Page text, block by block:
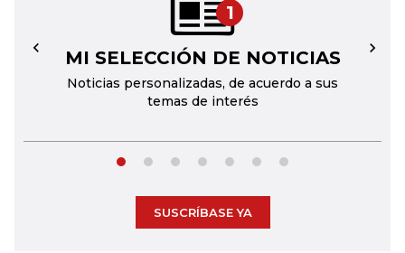
1
MI SELECCIÓN DE NOTICIAS
Noticias personalizadas, de acuerdo a sus
temas de interés
← →
SUSCRÍBASE YA